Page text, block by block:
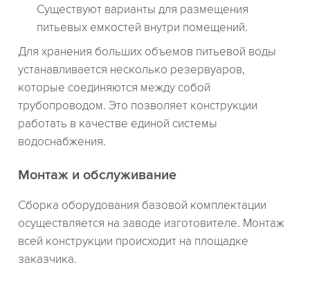
Существуют варианты для размещения
питьевых емкостей внутри помещений.
Для хранения больших объемов питьевой воды
устанавливается несколько резервуаров,
которые соединяются между собой
трубопроводом. Это позволяет конструкции
работать в качестве единой системы
водоснабжения.
Монтаж и обслуживание
Сборка оборудования базовой комплектации
осуществляется на заводе изготовителе. Монтаж
всей конструкции происходит на площадке
заказчика.